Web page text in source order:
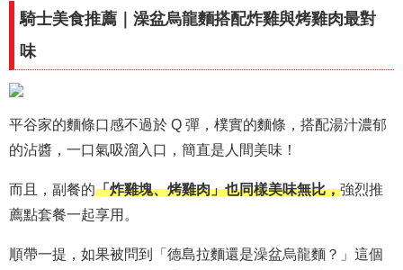
騎士美食推薦｜澡盆烏龍麵搭配炸雞與烤雞肉最對
味
平谷家的麵條口感不過於 Q 彈，樸實的麵條，搭配湯汁濃郁
的沾醬，一口氣吸溜入口，簡直是人間美味！
而且，副餐的「炸雞塊、烤雞肉」也同樣美味無比，強烈推
薦點套餐一起享用。
順帶一提，如果被問到「德島拉麵還是澡盆烏龍麵？」這個